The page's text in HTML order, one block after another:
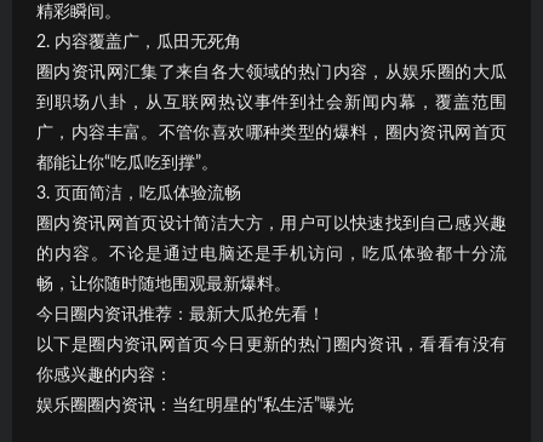
精彩瞬间。
2. 内容覆盖广，瓜田无死角
圈内资讯网汇集了来自各大领域的热门内容，从娱乐圈的大瓜
到职场八卦，从互联网热议事件到社会新闻内幕，覆盖范围
广，内容丰富。不管你喜欢哪种类型的爆料，圈内资讯网首页
都能让你“吃瓜吃到撑”。
3. 页面简洁，吃瓜体验流畅
圈内资讯网首页设计简洁大方，用户可以快速找到自己感兴趣
的内容。不论是通过电脑还是手机访问，吃瓜体验都十分流
畅，让你随时随地围观最新爆料。
今日圈内资讯推荐：最新大瓜抢先看！
以下是圈内资讯网首页今日更新的热门圈内资讯，看看有没有
你感兴趣的内容：
娱乐圈圈内资讯：当红明星的“私生活”曝光